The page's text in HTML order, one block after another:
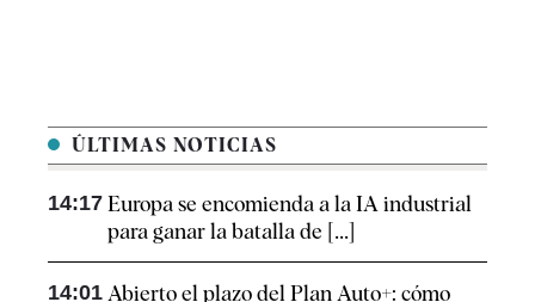
ÚLTIMAS NOTICIAS
14:17 Europa se encomienda a la IA industrial
para ganar la batalla de [...]
14:01 Abierto el plazo del Plan Auto+: cómo